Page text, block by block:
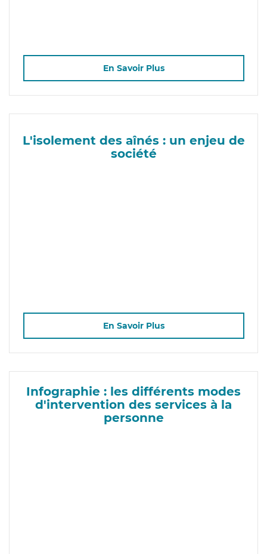
En Savoir Plus
L'isolement des aînés : un enjeu de
société
En Savoir Plus
Infographie : les différents modes
d'intervention des services à la
personne